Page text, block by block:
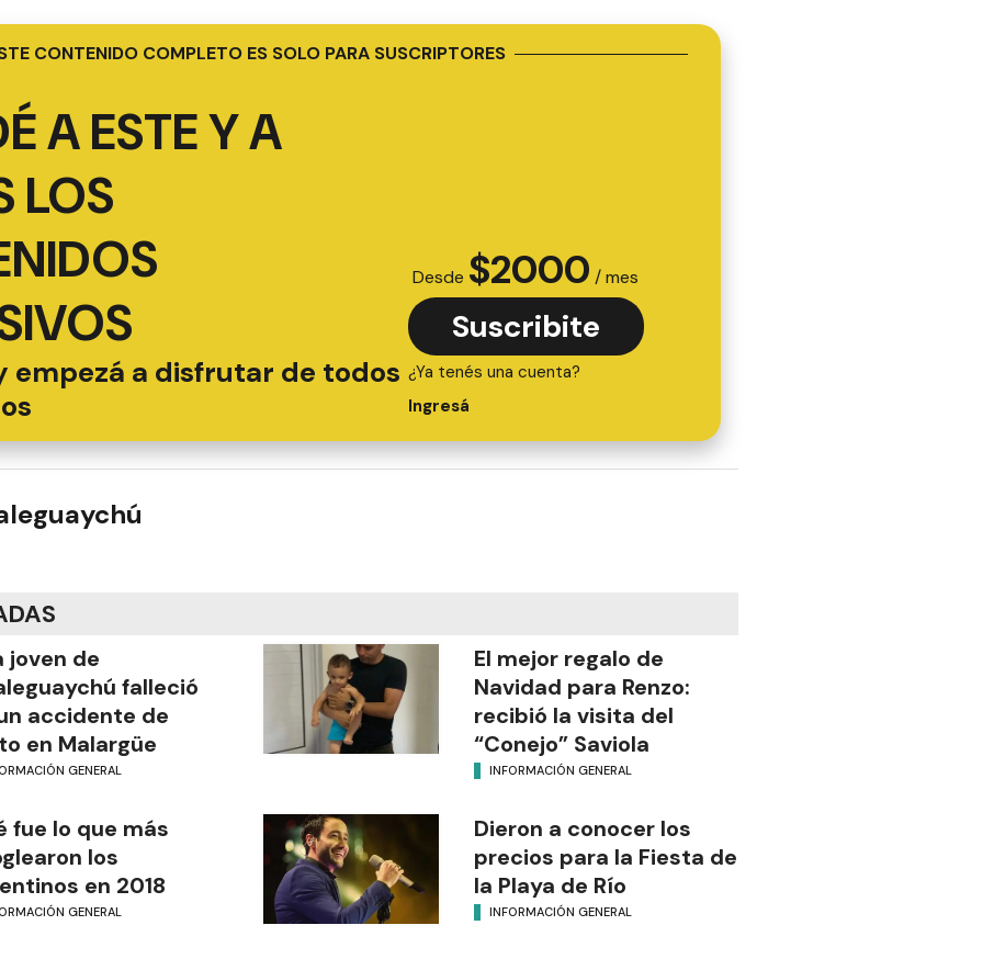
CONTENIDO COMPLETO ES SOLO PARA SUSCRIPTORES
A ESTE Y A
LOS
empezá a disfrutar de todos
Desde $2000 / mes
Suscribite
¿Ya tenés una cuenta?
Ingresá
joven de
falleció
accidente de
en Malargüe
GENERAL
El mejor regalo de
Navidad para Renzo:
recibió la visita del
“Conejo” Saviola
INFORMACIÓN GENERAL
fue lo que más
los
en 2018
GENERAL
Dieron a conocer los
precios para la Fiesta de
la Playa de Río
INFORMACIÓN GENERAL